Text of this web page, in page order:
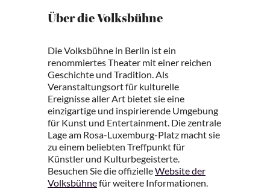
Über die Volksbühne
Die Volksbühne in Berlin ist ein
renommiertes Theater mit einer reichen
Geschichte und Tradition. Als
Veranstaltungsort für kulturelle
Ereignisse aller Art bietet sie eine
einzigartige und inspirierende Umgebung
für Kunst und Entertainment. Die zentrale
Lage am Rosa-Luxemburg-Platz macht sie
zu einem beliebten Treffpunkt für
Künstler und Kulturbegeisterte.
Besuchen Sie die offizielleWebsite der
Volksbühnefür weitere Informationen.